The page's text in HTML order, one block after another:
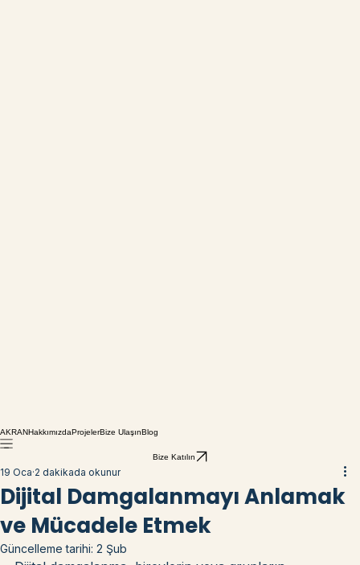
Blog
Dijital Damgalanmayı Anlamak
ve Mücadele Etmek
19 Oca 2 dakikada okunur